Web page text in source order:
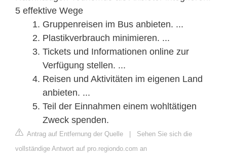
5 effektive Wege
Gruppenreisen im Bus anbieten. ...
Plastikverbrauch minimieren. ...
Tickets und Informationen online zur
Verfügung stellen. ...
Reisen und Aktivitäten im eigenen Land
anbieten. ...
Teil der Einnahmen einem wohltätigen
Zweck spenden.
Antrag auf Entfernung der Quelle | Sehen Sie sich die
vollständige Antwort auf pro.regiondo.com an